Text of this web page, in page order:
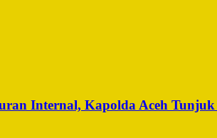
Internal, Kapolda Aceh